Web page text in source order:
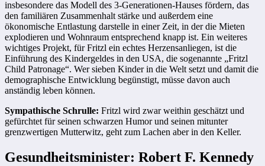
insbesondere das Modell des 3-Generationen-Hauses fördern, das
den familiären Zusammenhalt stärke und außerdem eine
ökonomische Entlastung darstelle in einer Zeit, in der die Mieten
explodieren und Wohnraum entsprechend knapp ist. Ein weiteres
wichtiges Projekt, für Fritzl ein echtes Herzensanliegen, ist die
Einführung des Kindergeldes in den USA, die sogenannte „Fritzl
Child Patronage“. Wer sieben Kinder in die Welt setzt und damit die
demographische Entwicklung begünstigt, müsse davon auch
anständig leben können.
Sympathische Schrulle: Fritzl wird zwar weithin geschätzt und
gefürchtet für seinen schwarzen Humor und seinen mitunter
grenzwertigen Mutterwitz, geht zum Lachen aber in den Keller.
Gesundheitsminister: Robert F. Kennedy